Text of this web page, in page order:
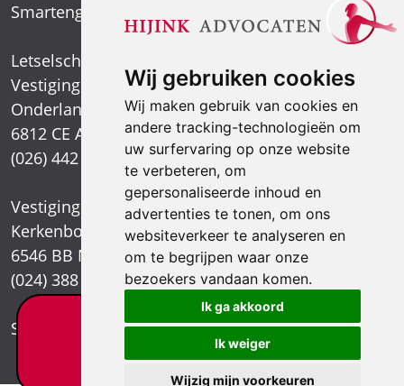
Wij gebruiken cookies
Wij maken gebruik van cookies en
andere tracking-technologieën om
uw surfervaring op onze website
te verbeteren, om
gepersonaliseerde inhoud en
advertenties te tonen, om ons
websiteverkeer te analyseren en
om te begrijpen waar onze
bezoekers vandaan komen.
Ik ga akkoord
Ik weiger
Wijzig mijn voorkeuren
Letselschade test?
×
Smartengeld
Letselschadespecialist
Vestiging Arnhem
Onderlangs 1
6812 CE Arnhem
(026) 442 39 13
Vestiging Nijmegen
Kerkenbos 1021
6546 BB Nijmegen
(024) 388 66 80
Stuur een e-mail